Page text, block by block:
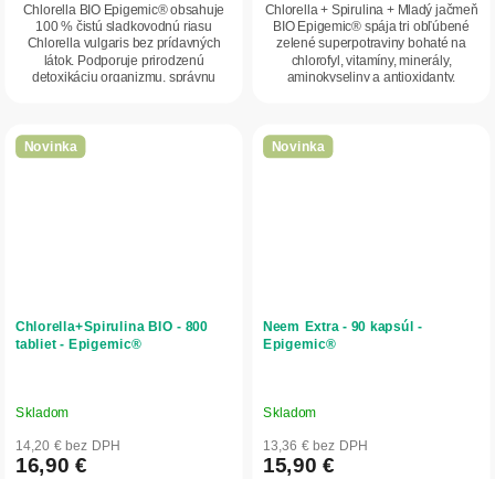
Chlorella BIO Epigemic® obsahuje
100 % čistú sladkovodnú riasu
Chlorella vulgaris bez prídavných
látok. Podporuje prirodzenú
detoxikáciu organizmu, správnu
Chlorella + Spirulina + Mladý jačmeň
BIO Epigemic® spája tri obľúbené
zelené superpotraviny bohaté na
chlorofyl, vitamíny, minerály,
aminokyseliny a antioxidanty.
Novinka
Chlorella+Spirulina BIO - 800
tabliet - Epigemic®
Skladom
14,20 € bez DPH
16,90 €
Novinka
Neem Extra - 90 kapsúl -
Epigemic®
Skladom
13,36 € bez DPH
15,90 €